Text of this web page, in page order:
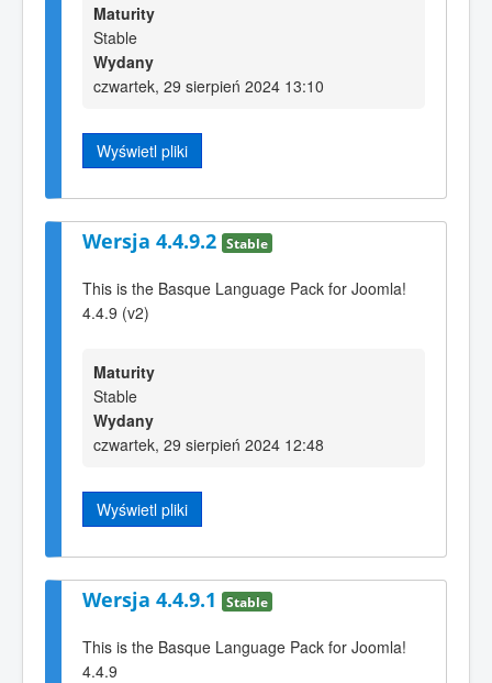
Maturity
Stable
Wydany
czwartek, 29 sierpień 2024 13:10
Wyświetl pliki
Wersja 4.4.9.2 Stable
This is the Basque Language Pack for Joomla!
4.4.9 (v2)
Maturity
Stable
Wydany
czwartek, 29 sierpień 2024 12:48
Wyświetl pliki
Wersja 4.4.9.1 Stable
This is the Basque Language Pack for Joomla!
4.4.9